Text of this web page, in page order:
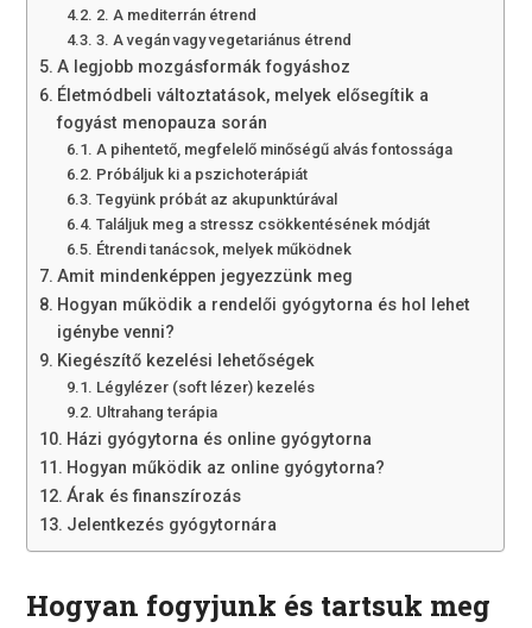
2. A mediterrán étrend
3. A vegán vagy vegetariánus étrend
A legjobb mozgásformák fogyáshoz
Életmódbeli változtatások, melyek elősegítik a
fogyást menopauza során
A pihentető, megfelelő minőségű alvás fontossága
Próbáljuk ki a pszichoterápiát
Tegyünk próbát az akupunktúrával
Találjuk meg a stressz csökkentésének módját
Étrendi tanácsok, melyek működnek
Amit mindenképpen jegyezzünk meg
Hogyan működik a rendelői gyógytorna és hol lehet
igénybe venni?
Kiegészítő kezelési lehetőségek
Légylézer (soft lézer) kezelés
Ultrahang terápia
Házi gyógytorna és online gyógytorna
Hogyan működik az online gyógytorna?
Árak és finanszírozás
Jelentkezés gyógytornára
Hogyan fogyjunk és tartsuk meg